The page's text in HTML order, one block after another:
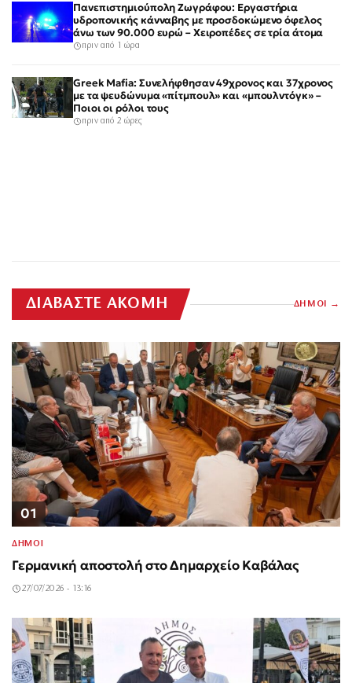
Πανεπιστημιούπολη Ζωγράφου: Εργαστήρια
υδροπονικής κάνναβης με προσδοκώμενο όφελος
άνω των 90.000 ευρώ – Χειροπέδες σε τρία άτομα
πριν από 1 ώρα
Greek Mafia: Συνελήφθησαν 49χρονος και 37χρονος
με τα ψευδώνυμα «πίτμπουλ» και «μπουλντόγκ» –
Ποιοι οι ρόλοι τους
πριν από 2 ώρες
ΔΙΑΒΑΣΤΕ ΑΚΟΜΗ ΔΗΜΟΙ
01
ΔΗΜΟΙ
Γερμανική αποστολή στο Δημαρχείο Καβάλας
27/07/2026 - 13:16